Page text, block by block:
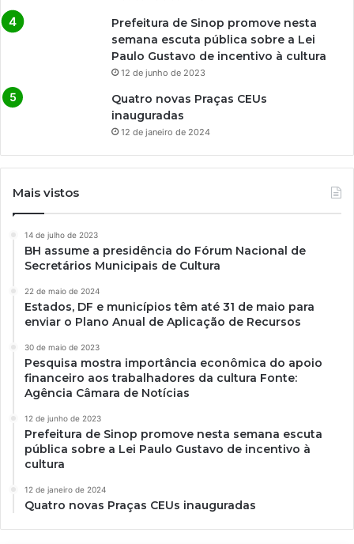
Prefeitura de Sinop promove nesta
semana escuta pública sobre a Lei
Paulo Gustavo de incentivo à cultura
12 de junho de 2023
Quatro novas Praças CEUs
inauguradas
12 de janeiro de 2024
Mais vistos
14 de julho de 2023
BH assume a presidência do Fórum Nacional de
Secretários Municipais de Cultura
22 de maio de 2024
Estados, DF e municípios têm até 31 de maio para
enviar o Plano Anual de Aplicação de Recursos
30 de maio de 2023
Pesquisa mostra importância econômica do apoio
financeiro aos trabalhadores da cultura Fonte:
Agência Câmara de Notícias
12 de junho de 2023
Prefeitura de Sinop promove nesta semana escuta
pública sobre a Lei Paulo Gustavo de incentivo à
cultura
12 de janeiro de 2024
Quatro novas Praças CEUs inauguradas